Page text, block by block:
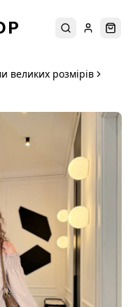
ПошукУвійти
великих розмірів